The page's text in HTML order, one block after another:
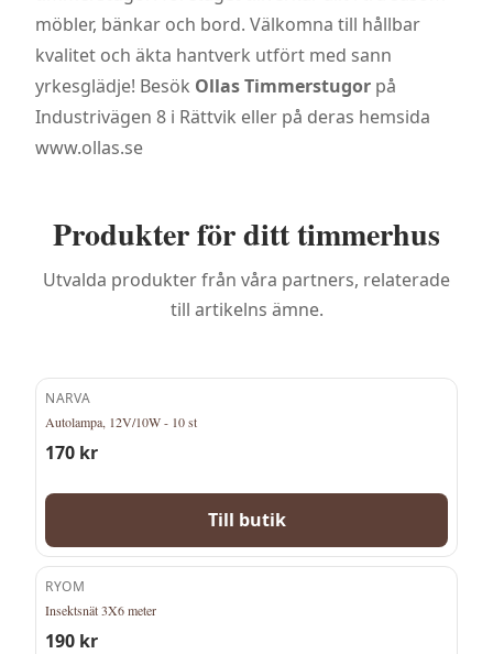
möbler, bänkar och bord. Välkomna till hållbar
kvalitet och äkta hantverk utfört med sann
yrkesglädje! Besök Ollas Timmerstugor på
Industrivägen 8 i Rättvik eller på deras hemsida
www.ollas.se
Produkter för ditt timmerhus
Utvalda produkter från våra partners, relaterade
till artikelns ämne.
NARVA
Autolampa, 12V/10W - 10 st
170 kr
Till butik
RYOM
Insektsnät 3X6 meter
190 kr